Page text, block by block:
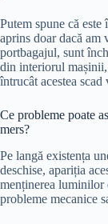
Putem spune că
aprins doar dacă am
portbagajul, sunt
din interiorul
întrucât acestea
Ce probleme poate
mers?
Pe langă existența
deschise, apariția
menținerea luminilor
probleme mecanice